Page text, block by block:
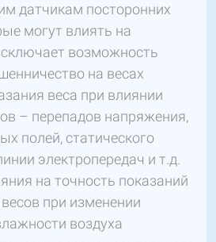
датчикам посторонних
могут влиять на
возможность
на весах
веса при влиянии
– перепадов напряжения,
полей, статического
электропередач и т.д.
на точность показаний
при изменении
воздуха